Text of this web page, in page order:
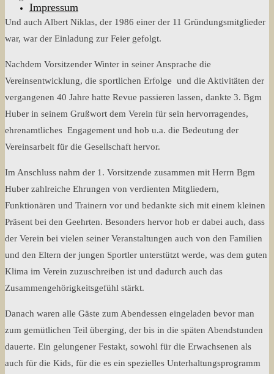
Impressum
Und auch Albert Niklas, der 1986 einer der 11 Gründungsmitglieder
war, war der Einladung zur Feier gefolgt.
Nachdem Vorsitzender Winter in seiner Ansprache die
Vereinsentwicklung, die sportlichen Erfolge und die Aktivitäten der
vergangenen 40 Jahre hatte Revue passieren lassen, dankte 3. Bgm
Huber in seinem Grußwort dem Verein für sein hervorragendes,
ehrenamtliches Engagement und hob u.a. die Bedeutung der
Vereinsarbeit für die Gesellschaft hervor.
Im Anschluss nahm der 1. Vorsitzende zusammen mit Herrn Bgm
Huber zahlreiche Ehrungen von verdienten Mitgliedern,
Funktionären und Trainern vor und bedankte sich mit einem kleinen
Präsent bei den Geehrten. Besonders hervor hob er dabei auch, dass
der Verein bei vielen seiner Veranstaltungen auch von den Familien
und den Eltern der jungen Sportler unterstützt werde, was dem guten
Klima im Verein zuzuschreiben ist und dadurch auch das
Zusammengehörigkeitsgefühl stärkt.
Danach waren alle Gäste zum Abendessen eingeladen bevor man
zum gemütlichen Teil überging, der bis in die späten Abendstunden
dauerte. Ein gelungener Festakt, sowohl für die Erwachsenen als
auch für die Kids, für die es ein spezielles Unterhaltungsprogramm